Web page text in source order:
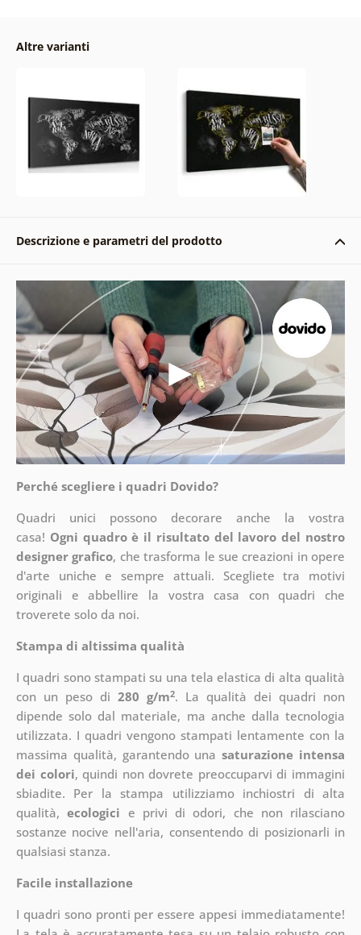
Altre varianti
Descrizione e parametri del prodotto
Perché scegliere i quadri Dovido?
Quadri unici possono decorare anche la vostra
casa! Ogni quadro è il risultato del lavoro del nostro
designer grafico, chetrasforma le sue creazioni in opere
d'arte uniche e sempre attuali. Scegliete tra motivi
originali e abbellire la vostra casa con quadri che
troverete solo da noi.
Stampa di altissima qualità
I quadri sono stampati su una tela elastica di alta qualità
con un peso di 280 g/m2. La qualità dei quadri non
dipende solo dal materiale, ma anche dalla tecnologia
utilizzata. I quadri vengono stampati lentamente con la
massima qualità, garantendo unasaturazione intensa
dei colori, quindi non dovrete preoccuparvi di immagini
sbiadite. Per la stampa utilizziamo inchiostri di alta
qualità,ecologici e privi di odori, che non rilasciano
sostanze nocive nell'aria, consentendo di posizionarli in
qualsiasi stanza.
Facile installazione
I quadri sono pronti per essere appesi immediatamente!